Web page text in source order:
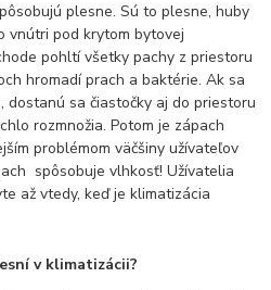
plesne. Sú to plesne, huby
vnútri pod krytom bytovej
pohltí všetky pachy z priestoru
hromadí prach a baktérie. Ak sa
sa čiastočky aj do priestoru
rozmnožia. Potom je zápach
problémom väčšiny užívateľov
spôsobuje vlhkosť! Užívatelia
až vtedy, keď je klimatizácia
v klimatizácii?